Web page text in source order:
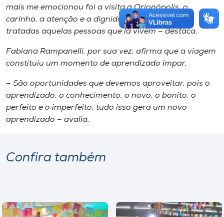
mais me emocionou foi a visita a Orionópolis, o
carinho, a atenção e a dignidade com que são
tratadas aquelas pessoas que lá vivem – destaca.
Fabiana Rampanelli, por sua vez, afirma que a viagem
constituiu um momento de aprendizado ímpar.
– São oportunidades que devemos aproveitar, pois o
aprendizado, o conhecimento, o novo, o bonito, o
perfeito e o imperfeito, tudo isso gera um novo
aprendizado – avalia.
Confira também